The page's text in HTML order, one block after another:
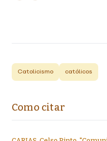
Catolicismo católicos
Como citar